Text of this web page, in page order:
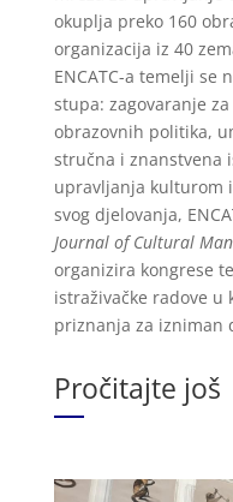
okuplja preko 160
organizacija iz 40
ENCATC-a temelji se
stupa: zagovaranje
obrazovnih politika,
stručna i znanstvena
upravljanja kulturom
svog djelovanja,
Journal of Cultural
organizira kongrese
istraživačke radove
priznanja za izniman
Pročitajte još